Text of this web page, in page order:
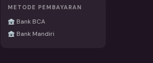
METODE PEMBAYARAN
Bank BCA
Bank Mandiri